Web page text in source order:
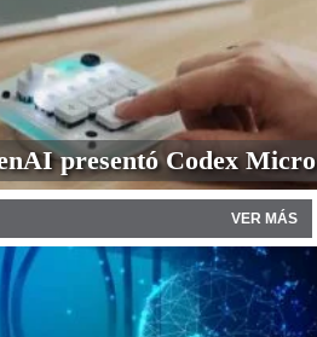
presentó Codex Micro
VER MÁS